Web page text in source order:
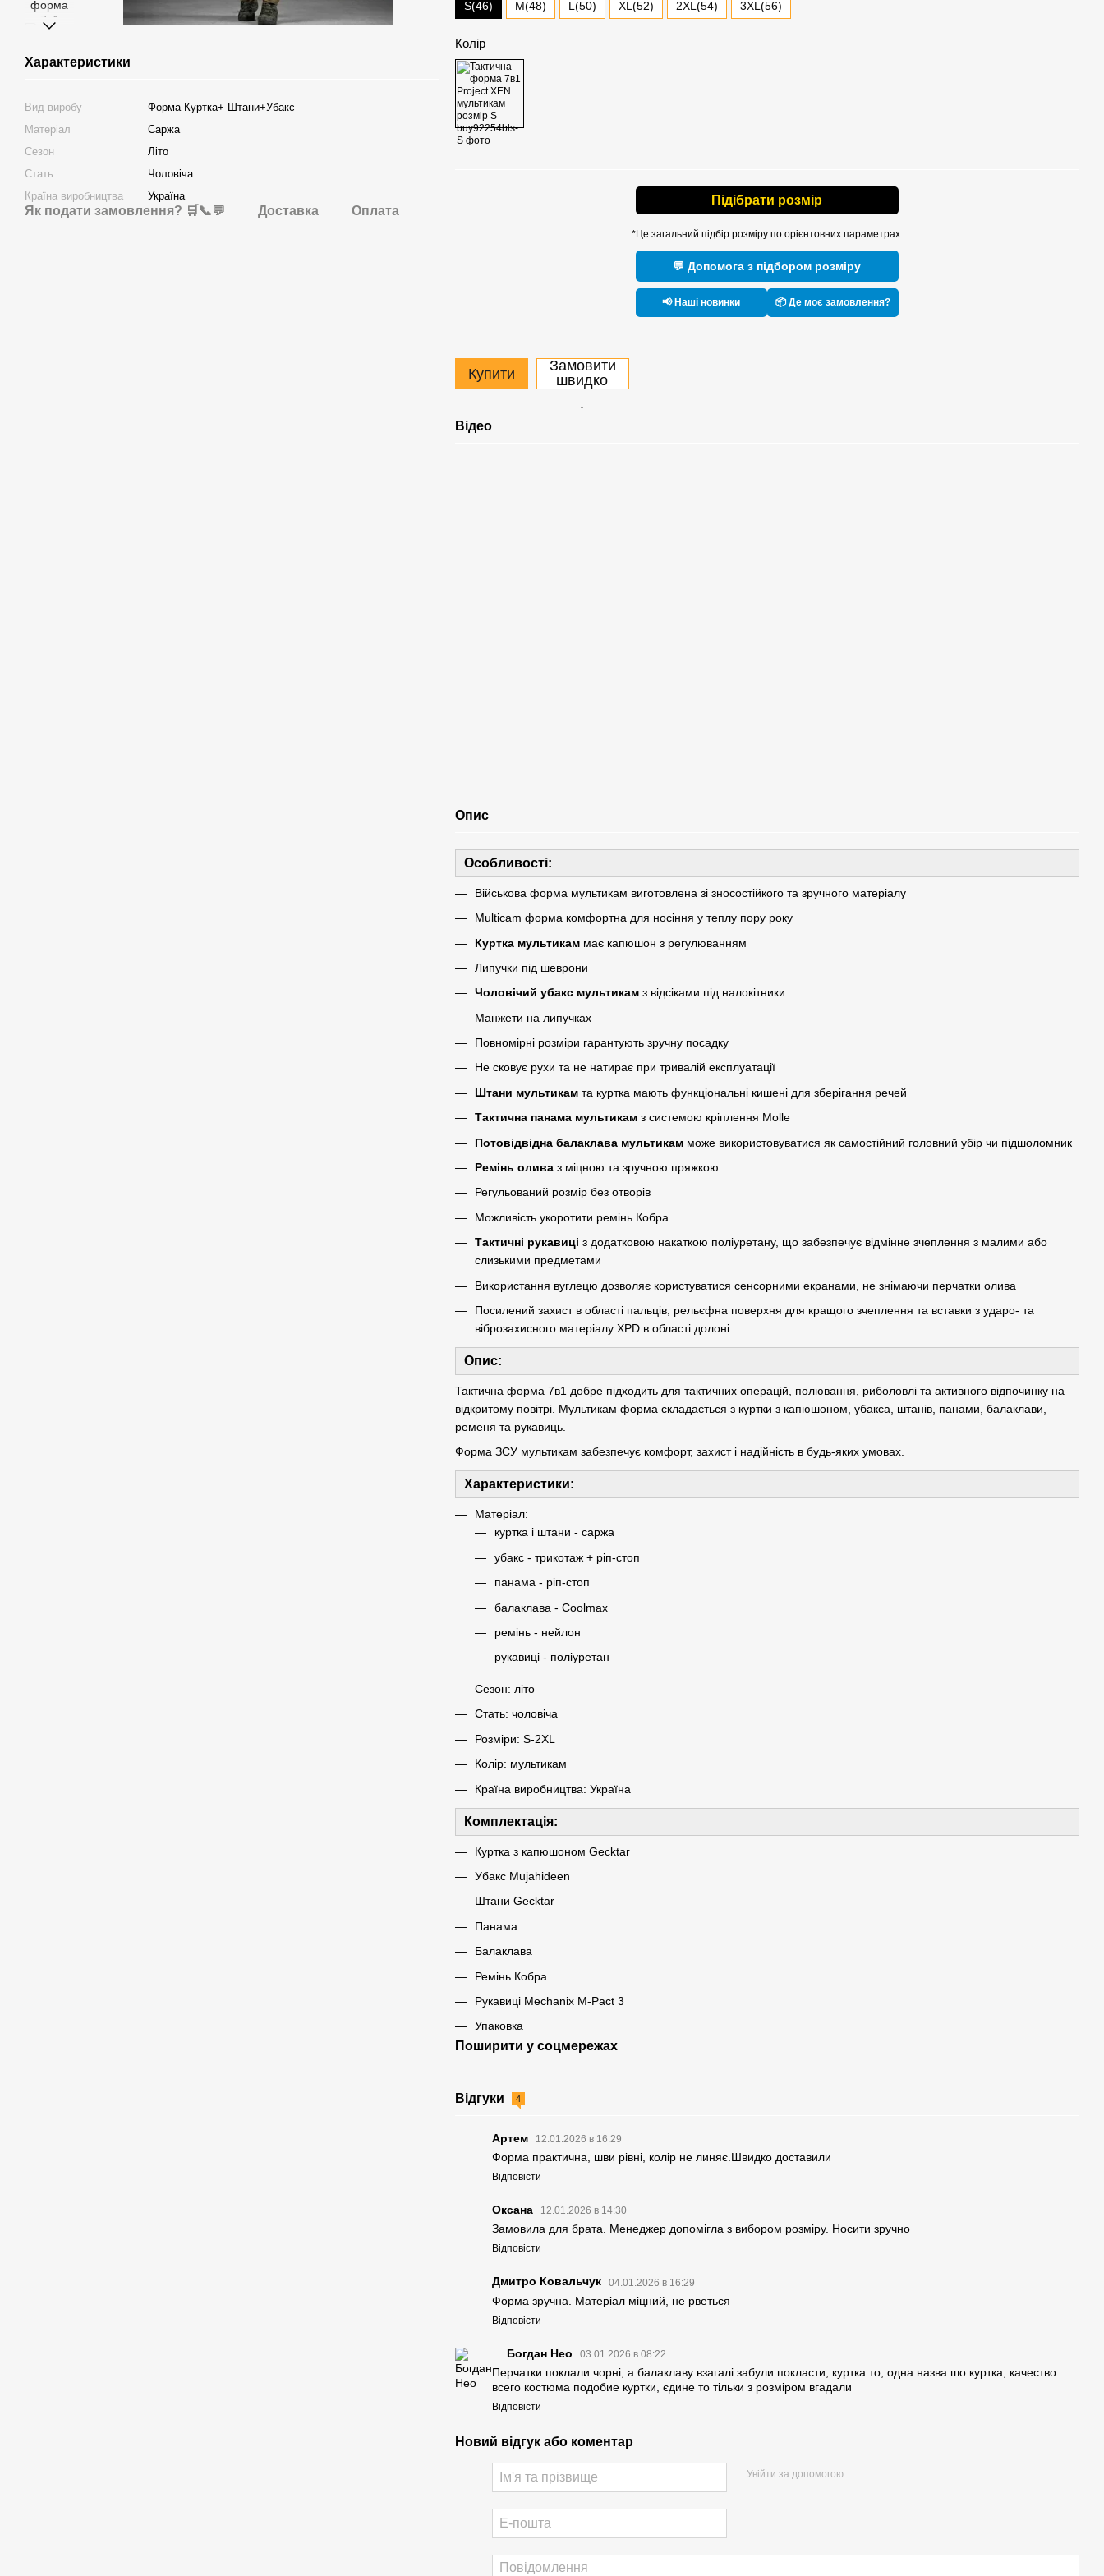
Характеристики
Вид виробу
Форма Куртка+ Штани+Убакс
Матеріал
Саржа
Сезон
Літо
Стать
Чоловіча
Країна виробництва
Україна
Як подати замовлення? 🛒📞💬 Доставка Оплата
S(46) M(48) L(50) XL(52) 2XL(54) 3XL(56)
Колір
Підібрати розмір
*Це загальний підбір розміру по орієнтовних параметрах.
💬 Допомога з підбором розміру
📢 Наші новинки 📦 Де моє замовлення?
Купити
Замовити
швидко
.
Відео
Опис
Особливості:
Військова форма мультикам виготовлена зі зносостійкого та зручного матеріалу
Multicam форма комфортна для носіння у теплу пору року
Куртка мультикам має капюшон з регулюванням
Липучки під шеврони
Чоловічий убакс мультикам з відсіками під налокітники
Манжети на липучках
Повномірні розміри гарантують зручну посадку
Не сковує рухи та не натирає при тривалій експлуатації
Штани мультикам та куртка мають функціональні кишені для зберігання речей
Тактична панама мультикамз системою кріплення Molle
Потовідвідна балаклава мультикам може використовуватися як самостійний головний убір чи підшоломник
Ремінь олива з міцною та зручною пряжкою
Регульований розмір без отворів
Можливість укоротити ремінь Кобра
Тактичні рукавиці з додатковою накаткою поліуретану, що забезпечує відмінне зчеплення з малими або
слизькими предметами
Використання вуглецю дозволяє користуватися сенсорними екранами, не знімаючи перчатки олива
Посилений захист в області пальців, рельєфна поверхня для кращого зчеплення та вставки з ударо- та
віброзахисного матеріалу XPD в області долоні
Опис:
Тактична форма 7в1 добре підходить для тактичних операцій, полювання, риболовлі та активного відпочинку на
відкритому повітрі. Мультикам форма складається з куртки з капюшоном, убакса, штанів, панами, балаклави,
ременя та рукавиць.
Форма ЗСУ мультикам забезпечує комфорт, захист і надійність в будь-яких умовах.
Характеристики:
Матеріал:
куртка і штани - саржа
убакс - трикотаж + ріп-стоп
панама - ріп-стоп
балаклава - Coolmax
ремінь - нейлон
рукавиці - поліуретан
Сезон: літо
Стать: чоловіча
Розміри: S-2XL
Колір: мультикам
Країна виробництва: Україна
Комплектація:
Куртка з капюшоном Gecktar
Убакс Mujahideen
Штани Gecktar
Панама
Балаклава
Ремінь Кобра
Рукавиці Mechanix M-Pact 3
Упаковка
Поширити у соцмережах
Відгуки 4
Артем 12.01.2026 в 16:29
Форма практична, шви рівні, колір не линяє.Швидко доставили
Відповісти
Оксана 12.01.2026 в 14:30
Замовила для брата. Менеджер допомігла з вибором розміру. Носити зручно
Відповісти
Дмитро Ковальчук 04.01.2026 в 16:29
Форма зручна. Матеріал міцний, не рветься
Відповісти
Богдан Нео 03.01.2026 в 08:22
Перчатки поклали чорні, а балаклаву взагалі забули покласти, куртка то, одна назва шо куртка, качество
всего костюма подобие куртки, єдине то тільки з розміром вгадали
Відповісти
Новий відгук або коментар
Увійти за допомогою